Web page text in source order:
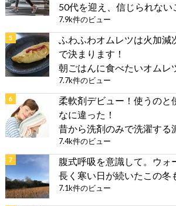
50代を迎え、信じられない
7.9k件のビュー
ふわふわオムレツは火加減
で決まります！
朝ごはんに食べたいオムレ
7.7k件のビュー
柔軟剤デビュー！使うのと
なに違った！
昔から洗剤のみで洗濯する
7.4k件のビュー
腹式呼吸を意識して。ウォ
長く寒い日が続いたこの冬
7.1k件のビュー